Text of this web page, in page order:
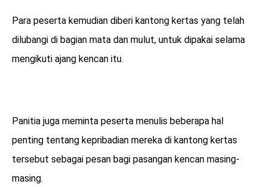
Para peserta kemudian diberi kantong kertas yang telah
dilubangi di bagian mata dan mulut, untuk dipakai selama
mengikuti ajang kencan itu.
Panitia juga meminta peserta menulis beberapa hal
penting tentang kepribadian mereka di kantong kertas
tersebut sebagai pesan bagi pasangan kencan masing-
masing.